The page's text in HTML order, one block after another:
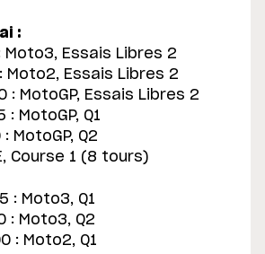
:
Essais Libres 2
Moto2, Essais Libres 2
: MotoGP, Essais Libres 2
MotoGP, Q1
MotoGP, Q2
Course 1 (8 tours)
: Moto3, Q1
: Moto3, Q2
: Moto2, Q1